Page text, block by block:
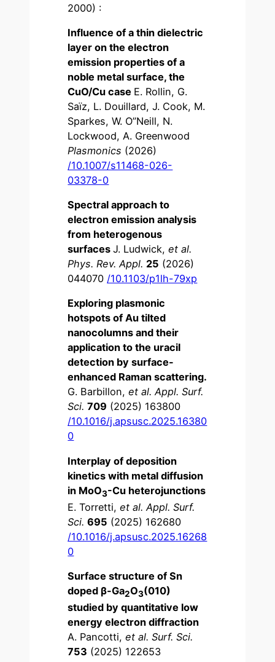
2000) :
Influence of a thin dielectric
layer on the electron
emission properties of a
noble metal surface, the
CuO/Cu case E. Rollin, G.
Saïz, L. Douillard, J. Cook, M.
Sparkes, W. O”Neill, N.
Lockwood, A. Greenwood
Plasmonics (2026)
/10.1007/s11468-026-
03378-0
Spectral approach to
electron emission analysis
from heterogenous
surfacesJ. Ludwick,et al.
Phys. Rev. Appl. 25 (2026)
044070 /10.1103/p1lh-79xp
Exploring plasmonic
hotspots of Au tilted
nanocolumns and their
application to the uracil
detection by surface-
enhanced Raman scattering.
G. Barbillon,et al. Appl. Surf.
Sci. 709 (2025) 163800
/10.1016/j.apsusc.2025.16380
0
Interplay of deposition
kinetics with metal diffusion
in MoO3-Cu heterojunctions
E. Torretti,et al. Appl. Surf.
Sci. 695 (2025) 162680
/10.1016/j.apsusc.2025.16268
0
Surface structure of Sn
doped β-Ga2O3(010)
studied by quantitative low
energy electron diffraction
A. Pancotti,et al. Surf. Sci.
753 (2025) 122653